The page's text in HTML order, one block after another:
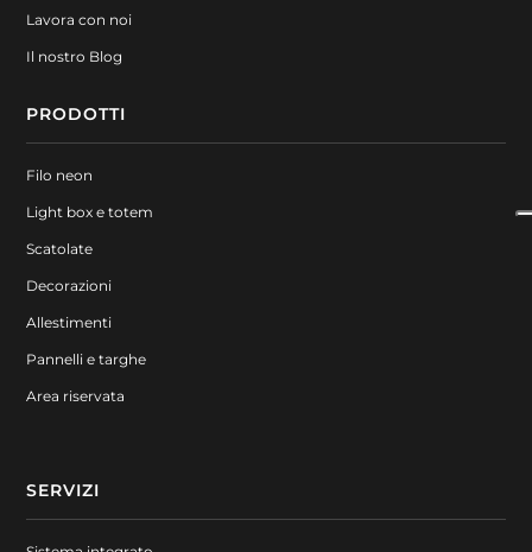
Lavora con noi
Il nostro Blog
PRODOTTI
Filo neon
Light box e totem
Scatolate
Decorazioni
Allestimenti
Pannelli e targhe
Area riservata
SERVIZI